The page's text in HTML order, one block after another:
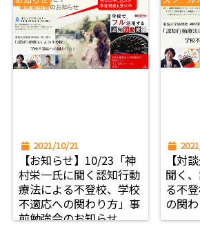
2021/10/21
【お知らせ】10/23「神
村栄一氏に聞く認知行動
療法による不登校、学校
不適応への関わり方」事
前勉強会のお知らせ
【対
聞く
る不
の関